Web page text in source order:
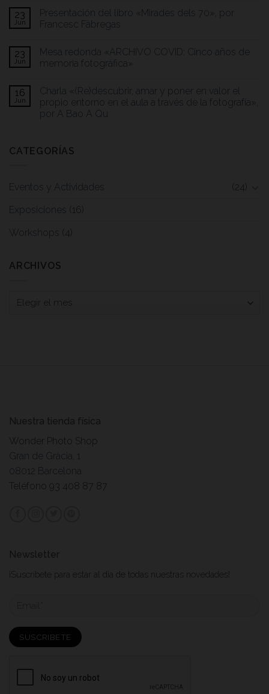
23
Jun
Presentación del libro «Mirades dels 70», por
Francesc Fàbregas
23
Jun
Mesa redonda «ARCHIVO COVID: Cinco años de
memoria fotográfica»
16
Jun
Charla «(Re)descubrir, amar y poner en valor el
propio entorno en el aula a través de la fotografía»,
por A Bao A Qu
CATEGORÍAS
Eventos y Actividades
(24)
Exposiciones (16)
Workshops (4)
ARCHIVOS
Archivos
Nuestra tienda física
Wonder Photo Shop
Gran de Gràcia, 1
08012 Barcelona
Teléfono 93 408 87 87
Newsletter
¡Suscribete para estar al dia de todas nuestras novedades!